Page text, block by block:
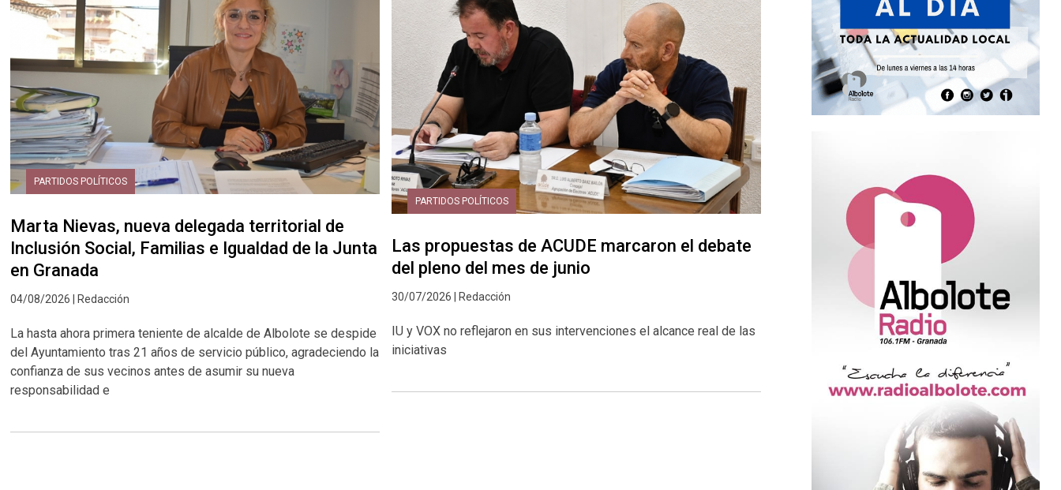
PARTIDOS POLÍTICOS
Marta Nievas, nueva delegada territorial de
Inclusión Social, Familias e Igualdad de la Junta
en Granada
04/08/2026 | Redacción
La hasta ahora primera teniente de alcalde de Albolote se despide
del Ayuntamiento tras 21 años de servicio público, agradeciendo la
confianza de sus vecinos antes de asumir su nueva
responsabilidad e
PARTIDOS POLÍTICOS
Las propuestas de ACUDE marcaron el debate
del pleno del mes de junio
30/07/2026 | Redacción
IU y VOX no reflejaron en sus intervenciones el alcance real de las
iniciativas